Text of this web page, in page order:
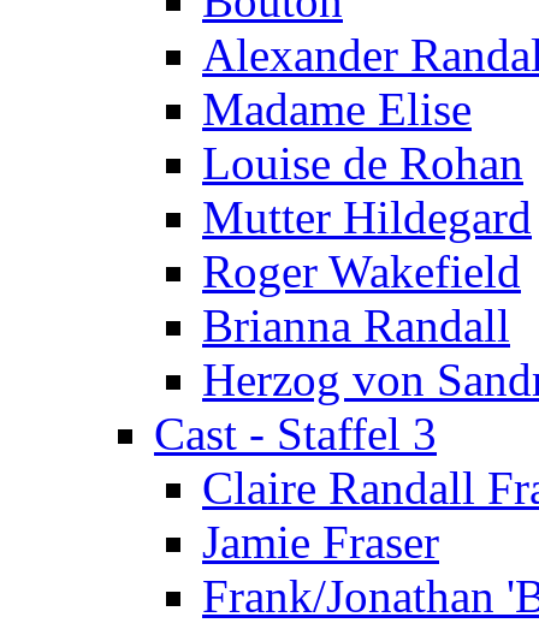
Alexander
Madame Elise
Louise de Rohan
Mutter Hildegard
Roger Wakefield
Brianna Randall
Herzog von
Cast - Staffel 3
Claire Randall
Jamie Fraser
Frank/Jonathan